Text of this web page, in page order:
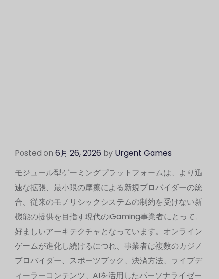
Posted on 6月 26, 2026 by Urgent Games
モジュール型ゲーミングプラットフォームは、より迅
速な拡張、最小限の摩擦による新規プロバイダーの統
合、従来のモノリシックシステムの制約を受けない新
機能の提供を目指す現代のiGaming事業者にとって、
好ましいアーキテクチャとなっています。オンライン
ゲームが進化し続けるにつれ、事業者は複数のカジノ
プロバイダー、スポーツブック、決済方法、ライブデ
ィーラーコンテンツ、AIを活用したパーソナライゼー